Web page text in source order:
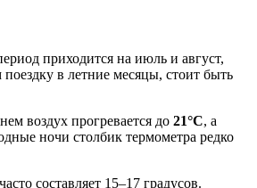
приходится на июль и август,
в летние месяцы, стоит быть
воздух прогревается до 21°C, а
ночи столбик термометра редко
составляет 15–17 градусов.